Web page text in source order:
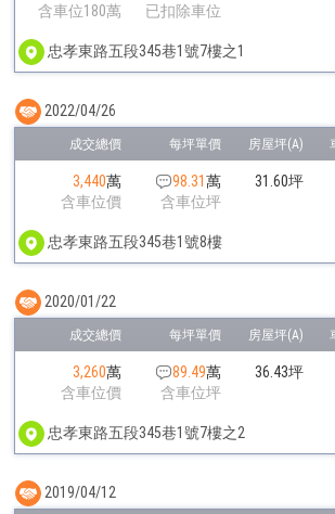
含車位180萬
已扣除車位
忠孝東路五段345巷1號7樓之1
3,440萬
含車位價
98.31萬
含車位坪
31.60坪
忠孝東路五段345巷1號8樓
2022/04/26
3,260萬
含車位價
89.49萬
含車位坪
36.43坪
忠孝東路五段345巷1號7樓之2
2020/01/22
2019/04/12